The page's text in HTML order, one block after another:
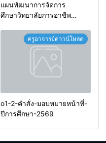
แผนพัฒนาการจัดการ
ศึกษาวิทยาลัยการอาชีพ
ครูอาจารย์ดาวน์โหลด
o1-2-คำสั่ง-มอบหมายหน้าที่-
ปีการศึกษา-2569